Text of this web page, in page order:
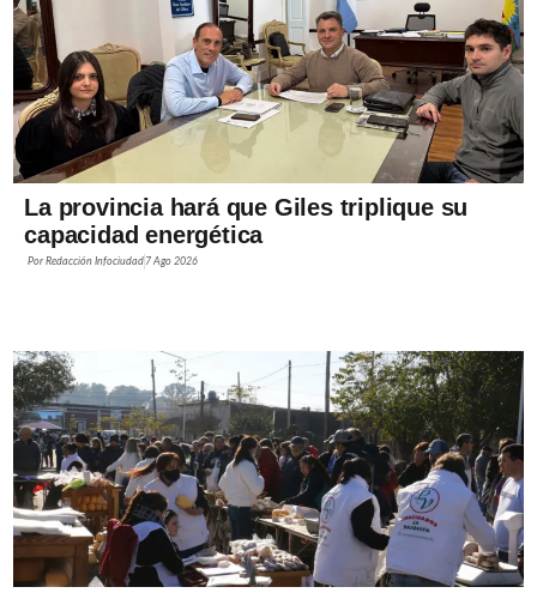
La provincia hará que Giles triplique su
capacidad energética
PorRedacción Infociudad 7 Ago 2026